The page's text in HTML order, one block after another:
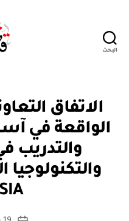
البحث
التصنيفات
الاتفاق
الواقعة في
والتدريب
والتكنولوجيا